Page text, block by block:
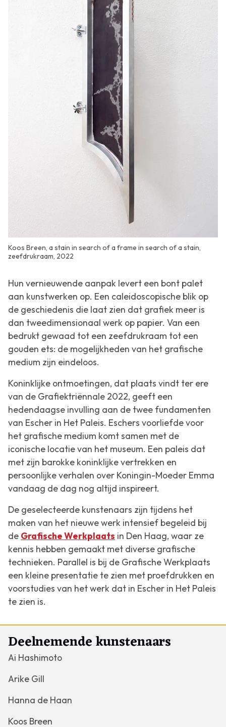
Koos Breen, a stain in search of a frame in search of a stain,
zeefdrukraam, 2022
Hun vernieuwende aanpak levert een bont palet
aan kunstwerken op. Een caleidoscopische blik op
de geschiedenis die laat zien dat grafiek meer is
dan tweedimensionaal werk op papier. Van een
bedrukt gewaad tot een zeefdrukraam tot een
gouden ets: de mogelijkheden van het grafische
medium zijn eindeloos.
Koninklijke ontmoetingen, dat plaats vindt ter ere
van de Grafiektriënnale 2022, geeft een
hedendaagse invulling aan de twee fundamenten
van Escher in Het Paleis. Eschers voorliefde voor
het grafische medium komt samen met de
iconische locatie van het museum. Een paleis dat
met zijn barokke koninklijke vertrekken en
persoonlijke verhalen over Koningin-Moeder Emma
vandaag de dag nog altijd inspireert.
De geselecteerde kunstenaars zijn tijdens het
maken van het nieuwe werk intensief begeleid bij
de Grafische Werkplaats in Den Haag, waar ze
kennis hebben gemaakt met diverse grafische
technieken. Parallel is bij de Grafische Werkplaats
een kleine presentatie te zien met proefdrukken en
voorstudies van het werk dat in Escher in Het Paleis
te zien is.
Deelnemende kunstenaars
Ai Hashimoto
Arike Gill
Hanna de Haan
Koos Breen